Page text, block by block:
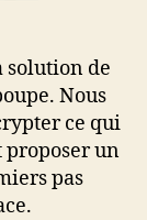
solution de
Nous
ce qui
proposer un
pas